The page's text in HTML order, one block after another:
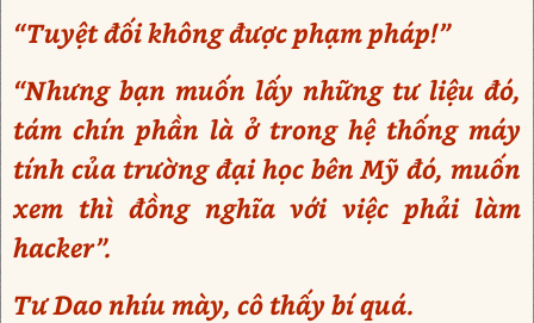
“Tuyệt đối không được phạm pháp!”
“Nhưng bạn muốn lấy những tư liệu đó,
tám chín phần là ở trong hệ thống máy
tính của trường đại học bên Mỹ đó, muốn
xem thì đồng nghĩa với việc phải làm
hacker”.
Tư Dao nhíu mày, cô thấy bí quá.